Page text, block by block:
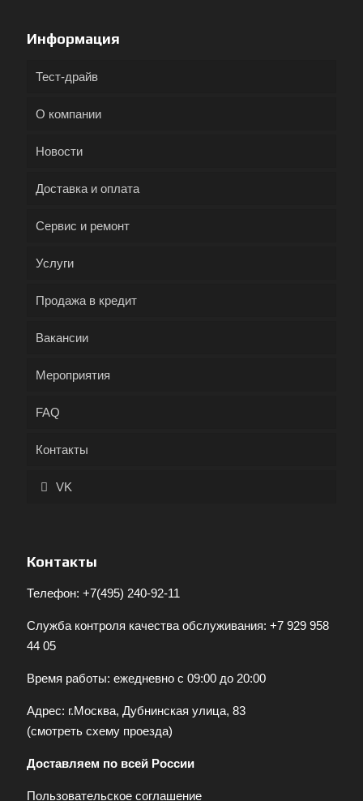
Информация
Тест-драйв
О компании
Новости
Доставка и оплата
Сервис и ремонт
Услуги
Продажа в кредит
Вакансии
Мероприятия
FAQ
Контакты
VK
Контакты
Телефон: +7(495) 240-92-11
Служба контроля качества обслуживания: +7 929 958
44 05
Время работы: ежедневно с 09:00 до 20:00
Адрес: г.Москва, Дубнинская улица, 83
(смотреть схему проезда)
Доставляем по всей России
Пользовательское соглашение